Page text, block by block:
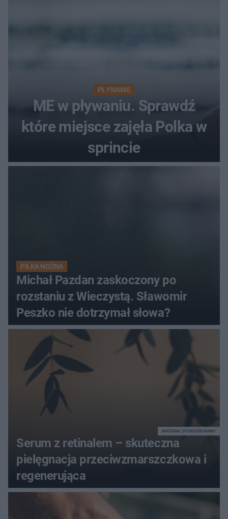
PŁYWANIE
ME w pływaniu. Sprawdź
które miejsce zajęła Polka w
sprincie
PIŁKA NOŻNA
Michał Pazdan zaskoczony po
rozstaniu z Wieczystą. Sławomir
Peszko nie dotrzymał słowa?
Serum z retinalem – skuteczna
pielęgnacja przeciwzmarszczkowa i
regenerująca
MATERIAŁ SPONSOROWANY